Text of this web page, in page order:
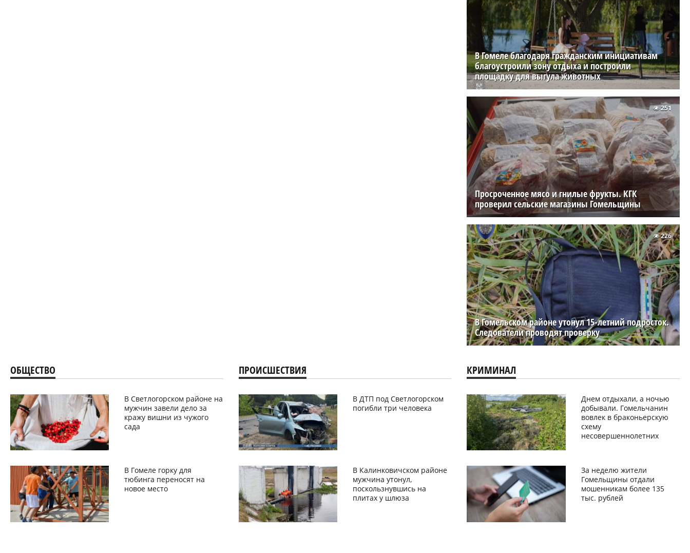
В Гомеле благодаря гражданским инициативам
благоустроили зону отдыха и построили
площадку для выгула животных
Просроченное мясо и гнилые фрукты. КГК
проверил сельские магазины Гомельщины
251
В Гомельском районе утонул 15-летний подросток.
Следователи проводят проверку
226
ОБЩЕСТВО
В Светлогорском районе на
мужчин завели дело за
кражу вишни из чужого
сада
В Гомеле горку для
тюбинга переносят на
новое место
ПРОИСШЕСТВИЯ
В ДТП под Светлогорском
погибли три человека
В Калинковичском районе
мужчина утонул,
поскользнувшись на
плитах у шлюза
КРИМИНАЛ
Днем отдыхали, а ночью
добывали. Гомельчанин
вовлек в браконьерскую
схему
несовершеннолетних
За неделю жители
Гомельщины отдали
мошенникам более 135
тыс. рублей